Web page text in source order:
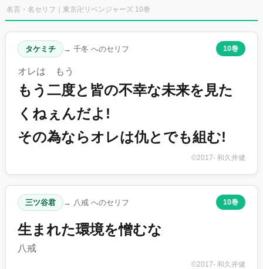
名言・名セリフ｜東京卍リベンジャーズ 10巻
タケミチ → 千冬 へのセリフ 10巻
オレは もう
もう二度と皆の不幸な未来を見た
くねぇんだよ!
その為ならオレは仇とでも組む!
©2017- 和久井健
三ツ谷君 → 八戒 へのセリフ 10巻
生まれた環境を憎むな
八戒
©2017- 和久井健